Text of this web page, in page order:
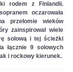
rodem z Finlandii.
oczarowała
przełomie wieków
zainspirował wiele
solową i tej ścieżki
łącznie 9 solowych
i rockowy kierunek.